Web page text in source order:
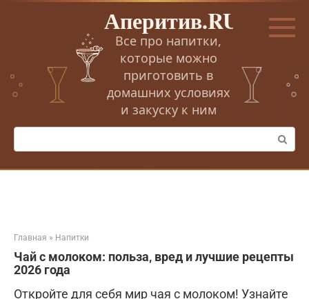
Перейти
Аперитив.RU
Все про напитки,
которые можно
приготовить в
домашних условиях
и закуску к ним
Поиск:
Главная » Напитки
Чай с молоком: польза‚ вред и лучшие рецепты
2026 года
Откройте для себя мир чая с молоком! Узнайте